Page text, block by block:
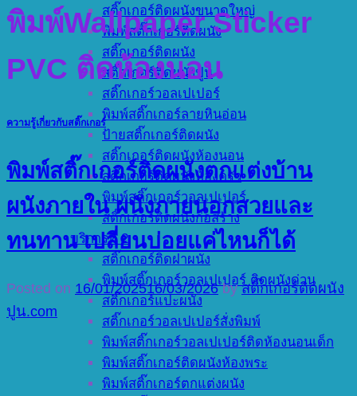
สติ๊กเกอร์ติดผนังขนาดใหญ่
พิมพ์สติ๊กเกอร์ติดผนัง
สติ๊กเกอร์ติดผนัง
สติ๊กเกอร์ติดผนังปูน
สติ๊กเกอร์วอลเปเปอร์
พิมพ์สติ๊กเกอร์ลายหินอ่อน
ป้ายสติ๊กเกอร์ติดผนัง
สติ๊กเกอร์ติดผนังห้องนอน
สติ๊กเกอร์ติดผนังห้องครัว
พิมพ์สติ๊กเกอร์วอลเปเปอร์
สติ๊กเกอร์ติดผนังก่อสร้าง
บริการที่ 2
สติ๊กเกอร์ติดฝาผนัง
พิมพ์สติ๊กเกอร์วอลเปเปอร์ ติดผนังด่วน
สติ๊กเกอร์แปะผนัง
สติ๊กเกอร์วอลเปเปอร์สั่งพิมพ์
พิมพ์สติ๊กเกอร์วอลเปเปอร์ติดห้องนอนเด็ก
พิมพ์สติ๊กเกอร์ติดผนังห้องพระ
พิมพ์สติ๊กเกอร์ตกแต่งผนัง
พิมพ์Wallpaper Sticker
PVC ติดห้องนอน
ความรู้เกี่ยวกับสติ๊กเกอร์
พิมพ์สติ๊กเกอร์ติดผนังตกแต่งบ้าน
ผนังภายใน ผนังภายนอกสวยและ
ทนทาน เปลี่ยนบ่อยแค่ไหนก็ได้
Posted on 16/01/202516/03/2026 byสติ๊กเกอร์ติดผนัง
ปูน.com